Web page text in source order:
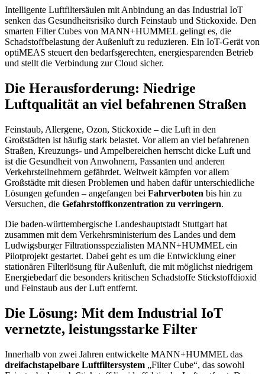
Intelligente Luftfiltersäulen mit Anbindung an das Industrial IoT
senken das Gesundheitsrisiko durch Feinstaub und Stickoxide. Den
smarten Filter Cubes von MANN+HUMMEL gelingt es, die
Schadstoffbelastung der Außenluft zu reduzieren. Ein IoT-Gerät von
optiMEAS steuert den bedarfsgerechten, energiesparenden Betrieb
und stellt die Verbindung zur Cloud sicher.
Die Herausforderung: Niedrige
Luftqualität an viel befahrenen Straßen
Feinstaub, Allergene, Ozon, Stickoxide – die Luft in den
Großstädten ist häufig stark belastet. Vor allem an viel befahrenen
Straßen, Kreuzungs- und Ampelbereichen herrscht dicke Luft und
ist die Gesundheit von Anwohnern, Passanten und anderen
Verkehrsteilnehmern gefährdet. Weltweit kämpfen vor allem
Großstädte mit diesen Problemen und haben dafür unterschiedliche
Lösungen gefunden – angefangen bei Fahrverboten bis hin zu
Versuchen, die Gefahrstoffkonzentration zu verringern.
Die baden-württembergische Landeshauptstadt Stuttgart hat
zusammen mit dem Verkehrsministerium des Landes und dem
Ludwigsburger Filtrationsspezialisten MANN+HUMMEL ein
Pilotprojekt gestartet. Dabei geht es um die Entwicklung einer
stationären Filterlösung für Außenluft, die mit möglichst niedrigem
Energiebedarf die besonders kritischen Schadstoffe Stickstoffdioxid
und Feinstaub aus der Luft entfernt.
Die Lösung: Mit dem Industrial IoT
vernetzte, leistungsstarke Filter
Innerhalb von zwei Jahren entwickelte MANN+HUMMEL das
dreifachstapelbare Luftfiltersystem „Filter Cube“, das sowohl